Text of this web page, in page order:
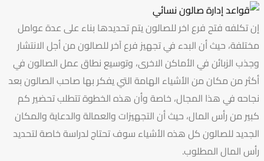
إن تكلفه فتح فرع اخر للصالون يتم تحديدها بناء على عدة عوامل
مختلفة، حيث أن البدء في تجهيز فرع آخر للصالون من أجل الانتشار
وجذب الزبائن في الأماكن الاخرى، وتوسيع نطاق عمل الصالون في
أكثر من مكان من الأشياء الهامة التي يفكر بها صاحب الصالون بعد
نجاحه في هذا المجال، خاصة وأن هذه الخطوة تتطلب تحضير كم
كبير من رأس المال، حيث أن التجهيزات والعمالة والدعاية والمكان
الجديد للصالون كل هذه الأشياء سوف تحتاج لدراسة خاصة لتحديد
رأس المال المطلوب.